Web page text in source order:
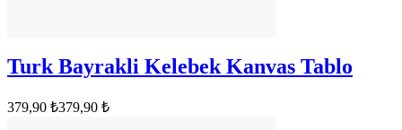
Turk Bayrakli Kelebek Kanvas Tablo
379,90 ₺379,90 ₺